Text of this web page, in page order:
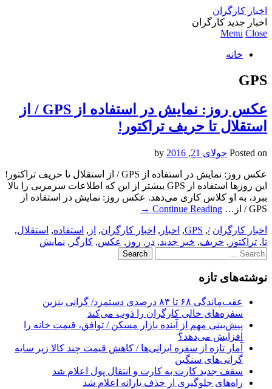
اخبار کارگران
اخبار جدید کارگران
Menu Close
خانه
GPS
عکس روز: نمایش در استفاده از GPS / از
استقلال تا حریف تراکتور!
Posted on جولای 21, 2016
عکس روز: نمایش در استفاده از GPS / از استقلال تا حریف تراکتور!
این روزها استفاده از GPS بیشتر از این که اطلاعات سرمربی را بالا
ببرد، به او کلاس کاری‌ می‌دهد. عکس روز: نمایش در استفاده از
GPS / از…
Continue Reading
→
اخبار کارگران /
,
GPS
, اخبار , اخبار کارگران, از , استفاده, استقلال,
تا, تراکتور , حریف, خبر جدید, در , روز , عکس, کارگر , نمایش
Search
for:
نوشته‌های تازه
عقب‌ماندگی ۶۸ تا ۸۳ درصدی دستمزد/ گرانی بنزین
سفره‌های خالی کارگران را ذوب می‌کند
پیش‌بینی مهم از آینده بازار مسکن / توافق، قیمت خانه را
افزایش می‌دهد؟
آمار تازه از سفره ایرانی‌ها / کاهش قیمت چند کالا زیر سایه
گرانی‌های سنگین
سقف جدید کارت به کارت و انتقال پول اعلام شد
راه‌های جلوگیری از حذف یارانه اعلام شد